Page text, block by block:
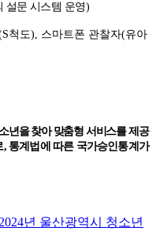
설문 시스템 운영)
척도), 스마트폰 관찰자(유아
년을 찾아 맞춤형 서비스를 제공
, 통계법에 따른 국가승인통계가
년 울산광역시 청소년